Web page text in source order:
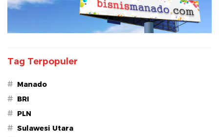
Tag Terpopuler
# Manado
# BRI
# PLN
# Sulawesi Utara